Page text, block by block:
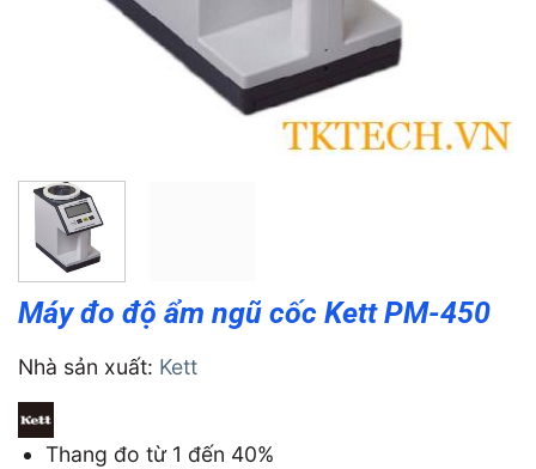
Máy đo độ ẩm ngũ cốc Kett PM-450
Nhà sản xuất: Kett
Thang đo từ 1 đến 40%